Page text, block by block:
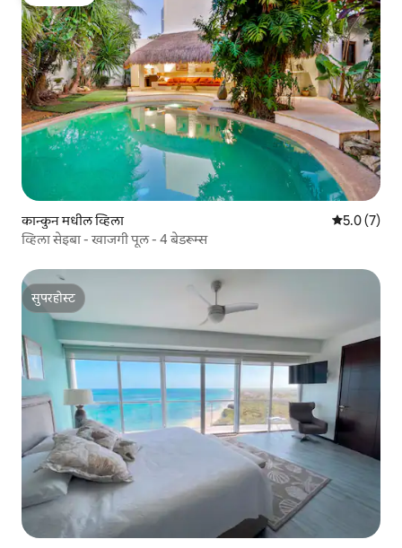
कान्कुन मधील व्हिला 5 पैकी 5.0
5.0 (7)
व्हिला सेइबा - खाजगी पूल - 4 बेडरूम्स
सुपरहोस्ट
सुपरहोस्ट